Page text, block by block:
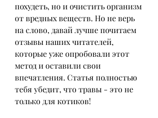
похудеть, но и очистить организм
от вредных веществ. Но не верь
на слово, давай лучше почитаем
отзывы наших читателей,
которые уже опробовали этот
метод и оставили свои
впечатления. Статья полностью
тебя убедит, что травы - это не
только для котиков!